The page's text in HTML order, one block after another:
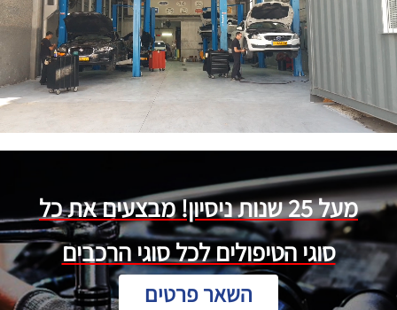
מעל 25 שנות ניסיון! מבצעים את כל
סוגי הטיפולים לכל סוגי הרכבים
השאר פרטים